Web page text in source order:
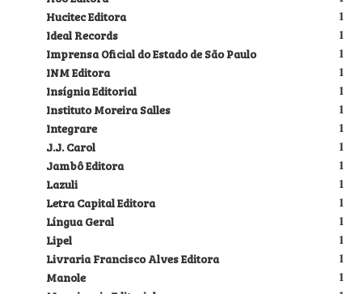
1
Hucitec Editora
1
Ideal Records
1
Imprensa Oficial do Estado de São Paulo
1
INM Editora
1
Insígnia Editorial
1
Instituto Moreira Salles
1
Integrare
1
J.J. Carol
1
Jambô Editora
1
Lazuli
1
Letra Capital Editora
1
Língua Geral
1
Lipel
1
Livraria Francisco Alves Editora
1
Manole